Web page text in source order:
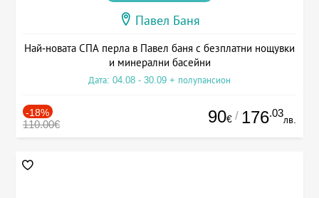
Павел Баня
Най-новата СПА перла в Павел баня с безплатни нощувки
и минерални басейни
Дата: 04.08 - 30.09 + полупансион
-18%
110.00€ 90€ / 176.03
лв.